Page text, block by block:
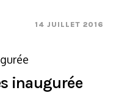
14 JUILLET 2016
inaugurée